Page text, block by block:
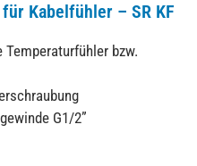
Kabelfühler – SR KF
bzw.
G1/2”